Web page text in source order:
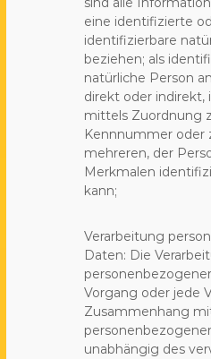
eine identifizierte
identifizierbare
beziehen; als
natürliche Person
direkt oder indirekt,
mittels Zuordnung
Kennnummer oder
mehreren, der
Merkmalen
kann;
Verarbeitung
Daten: Die
Vorgang oder jede
Zusammenhang
unabhängig des